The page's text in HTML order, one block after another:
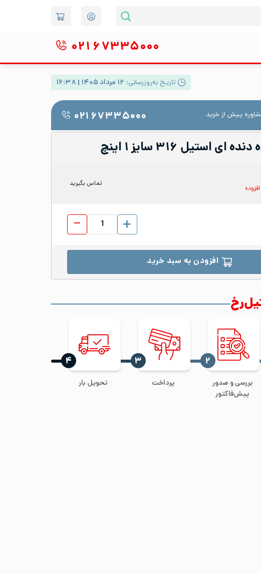
۰۲۱ ۶۷۳۳۵۰۰۰
تاریخ به‌روزرسانی: ۱۲ مرداد ۱۴۰۵ | ۱۶:۳۸
پیش از خرید ۰۲۱ ۶۷۳۳۵۰۰۰
استیل ۳۱۶ سایز ۱ اینچ
تماس بگیرید
یک سر دنده دنده ای استیل 316 سایز
افزودن به سبد خرید
بررسی و صدور
پیش‌فاکتور
‍۲
پرداخت
‍۳
تحویل بار
‍۴